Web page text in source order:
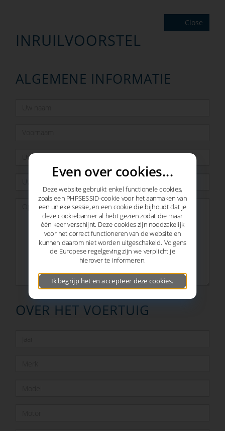
Close
INRUILVOORSTEL
ALGEMENE INFORMATIE
OVER HET VOERTUIG
Even over cookies...
Deze website gebruikt enkel functionele cookies,
zoals een PHPSESSID-cookie voor het aanmaken van
een unieke sessie, en een cookie die bijhoudt dat je
deze cookiebanner al hebt gezien zodat die maar
één keer verschijnt. Deze cookies zijn noodzakelijk
voor het correct functioneren van de website en
kunnen daarom niet worden uitgeschakeld. Volgens
de Europese regelgeving zijn we verplicht je
hierover te informeren.
Ik begrijp het en accepteer deze cookies.